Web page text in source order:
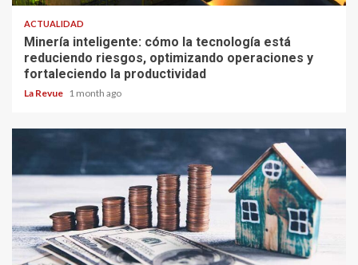
ACTUALIDAD
Minería inteligente: cómo la tecnología está
reduciendo riesgos, optimizando operaciones y
fortaleciendo la productividad
La Revue 1 month ago